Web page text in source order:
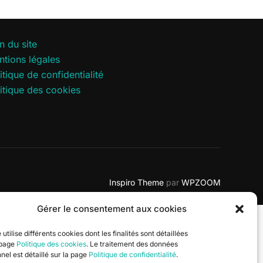
Gérer le consentement aux cookies
utilise différents cookies dont les finalités sont détaillées
Politique des cookies. Le traitement des données
est détaillé sur la page Politique de confidentialité.
du site
légales
de confidentialité
des cookies
Inspiro Theme par WPZOOM